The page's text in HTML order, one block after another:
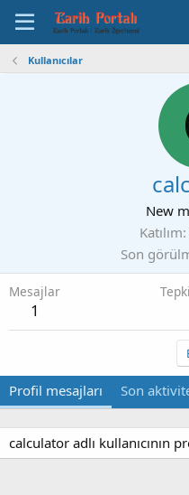
Kullanıcılar
New
Katılım
Son
Mesajlar
1
Profil mesajları Son
calculator adlı kullanıcının